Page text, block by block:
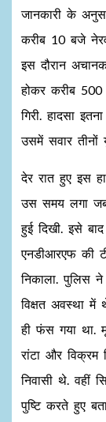
जानकारी के
करीब 10 बजे
इस दौरान
होकर करीब
गिरी. हादसा
उसमें सवार तीनों
देर रात हुए इस
उस समय लगा
हुई दिखी. इसे
एनडीआरएफ की
निकाला. पुलिस
विक्षत अवस्‍था
ही फंस गया था.
रांटा और विक्रम
निवासी थे. वहीं
पुष्टि करते हुए